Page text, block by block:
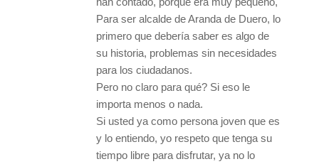
Para ser alcalde de Aranda de Duero, lo
primero que debería saber es algo de
su historia, problemas sin necesidades
para los ciudadanos.
Pero no claro para qué? Si eso le
importa menos o nada.
Si usted ya como persona joven que es
y lo entiendo, yo respeto que tenga su
tiempo libre para disfrutar, ya no lo